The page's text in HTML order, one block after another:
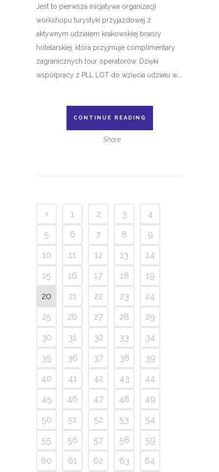
Jest to pierwsza inicjatywa organizacji
workshopu turystyki przyjazdowej z
aktywnym udziałem krakowskiej branży
hotelarskiej, która przyjmuje complimentary
zagranicznych tour operatorów. Dzięki
współpracy z PLL LOT do wzięcia udziału w...
CONTINUE READING
Share
1 2 3
4
5
6 7 8
9
10
11 12 13
14
15
16 17 18
19
20
21 22 23
24
25
26 27 28
29
30
31 32 33
34
35
36 37 38
39
40
41 42 43
44
45
46 47 48
49
50
51 52 53
54
55
56 57 58
59
60
61 62 63
64